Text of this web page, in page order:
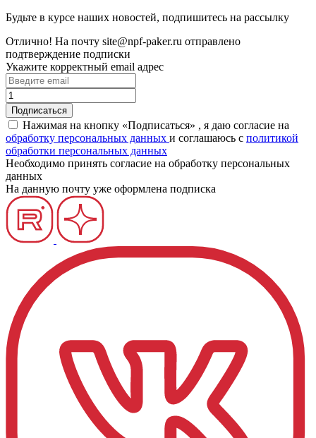
Будьте в курсе наших новостей, подпишитесь на рассылку
Отлично! На почту site@npf-paker.ru отправлено
подтверждение подписки
Укажите корректный email адрес
Нажимая на кнопку «Подписаться» , я даю согласие на
обработку персональных данных и соглашаюсь c политикой
обработки персональных данных
Необходимо принять согласие на обработку персональных
данных
На данную почту уже оформлена подписка